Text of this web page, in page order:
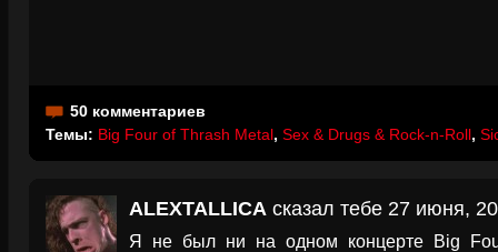
50 комментариев
Темы: Big Four of Thrash Metal, Sex & Drugs & Rock-n-Roll,
ALEXTALLICA сказал тебе 27 июня,
Я не был ни на одном концерте Big